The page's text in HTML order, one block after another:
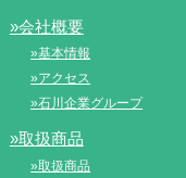
»会社概要
»基本情報
»アクセス
»石川企業グループ
»取扱商品
»取扱商品